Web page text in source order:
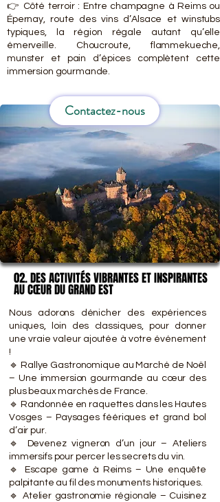
👉 Côté terroir : Entre champagne à Reims ou
Épernay, route des vins d’Alsace et winstubs
typiques, la région régale autant qu’elle
émerveille. Choucroute, flammekueche,
munster et pain d’épices complètent cette
immersion gourmande.
Contactez-nous
02. DES ACTIVITÉS VIBRANTES ET INSPIRANTES
AU CŒUR DU GRAND EST​
02. DES ACTIVITÉS VIBRANTES ET INSPIRANTES
AU CŒUR DU GRAND EST​
Nous adorons dénicher des expériences
uniques, loin des classiques, pour donner
une vraie valeur ajoutée à votre événement
!
🔹 Rallye Gastronomique au Marché de Noël
– Une immersion gourmande au cœur des
plus beaux marchés de France.
🔹 Randonnée en raquettes dans les Hautes
Vosges – Paysages féériques et grand bol
d’air pur.
🔹 Devenez vigneron d’un jour – Ateliers
immersifs pour percer les secrets du vin.
🔹 Escape game à Reims – Une enquête
palpitante au fil des monuments historiques.
🔹 Atelier gastronomie régionale – Cuisinez